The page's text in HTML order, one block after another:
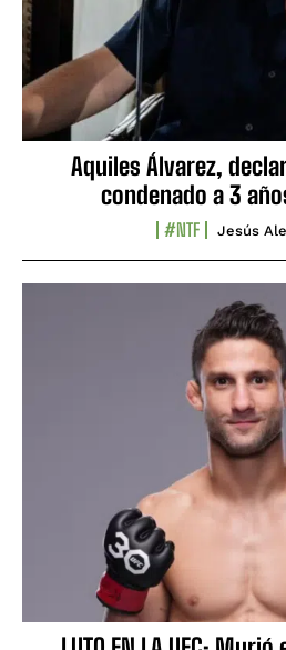
Aquiles Álvarez,
condenado a 3
#NTF Jesús